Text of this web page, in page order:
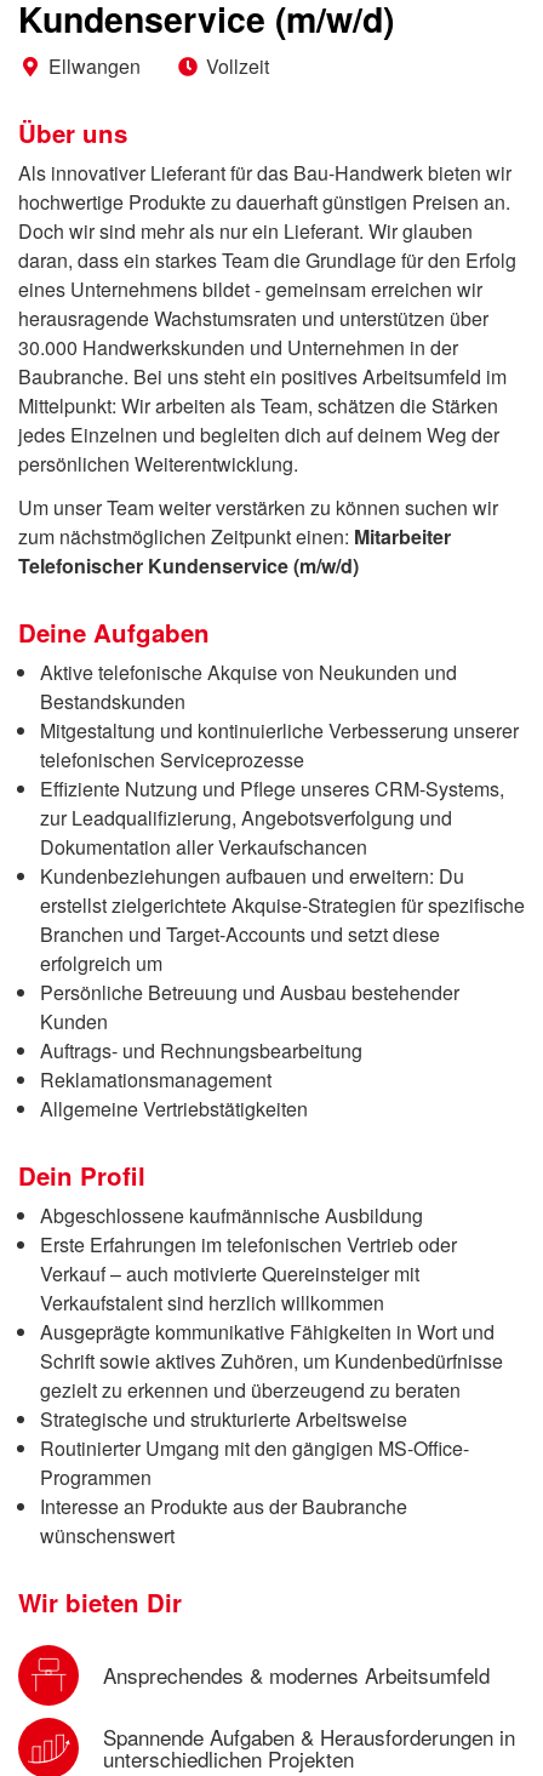
Kundenservice (m/w/d)
Ellwangen Vollzeit
Über uns
Als innovativer Lieferant für das Bau-Handwerk bieten wir
hochwertige Produkte zu dauerhaft günstigen Preisen an.
Doch wir sind mehr als nur ein Lieferant. Wir glauben
daran, dass ein starkes Team die Grundlage für den Erfolg
eines Unternehmens bildet - gemeinsam erreichen wir
herausragende Wachstumsraten und unterstützen über
30.000 Handwerkskunden und Unternehmen in der
Baubranche. Bei uns steht ein positives Arbeitsumfeld im
Mittelpunkt: Wir arbeiten als Team, schätzen die Stärken
jedes Einzelnen und begleiten dich auf deinem Weg der
persönlichen Weiterentwicklung.
Um unser Team weiter verstärken zu können suchen wir
zum nächstmöglichen Zeitpunkt einen: Mitarbeiter
Telefonischer Kundenservice (m/w/d)
Deine Aufgaben
Aktive telefonische Akquise von Neukunden und
Bestandskunden
Mitgestaltung und kontinuierliche Verbesserung unserer
telefonischen Serviceprozesse
Effiziente Nutzung und Pflege unseres CRM-Systems,
zur Leadqualifizierung, Angebotsverfolgung und
Dokumentation aller Verkaufschancen
Kundenbeziehungen aufbauen und erweitern: Du
erstellst zielgerichtete Akquise-Strategien für spezifische
Branchen und Target-Accounts und setzt diese
erfolgreich um
Persönliche Betreuung und Ausbau bestehender
Kunden
Auftrags- und Rechnungsbearbeitung
Reklamationsmanagement
Allgemeine Vertriebstätigkeiten
Dein Profil
Abgeschlossene kaufmännische Ausbildung
Erste Erfahrungen im telefonischen Vertrieb oder
Verkauf – auch motivierte Quereinsteiger mit
Verkaufstalent sind herzlich willkommen
Ausgeprägte kommunikative Fähigkeiten in Wort und
Schrift sowie aktives Zuhören, um Kundenbedürfnisse
gezielt zu erkennen und überzeugend zu beraten
Strategische und strukturierte Arbeitsweise
Routinierter Umgang mit den gängigen MS-Office-
Programmen
Interesse an Produkte aus der Baubranche
wünschenswert
Wir bieten Dir
Ansprechendes & modernes Arbeitsumfeld
Spannende Aufgaben & Herausforderungen in
unterschiedlichen Projekten